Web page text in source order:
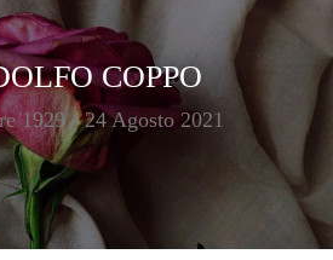
COPPO
1929 - 24 Agosto 2021